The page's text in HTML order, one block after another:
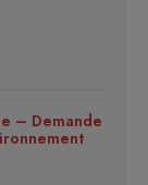
– Demande